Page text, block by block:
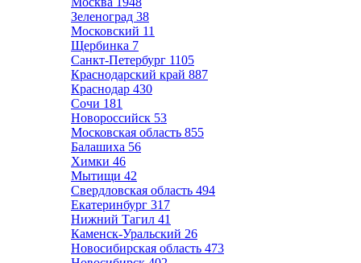
Зеленоград 38
Московский 11
Щербинка 7
Санкт-Петербург 1105
Краснодарский край 887
Краснодар 430
Сочи 181
Новороссийск 53
Московская область 855
Балашиха 56
Химки 46
Мытищи 42
Свердловская область 494
Екатеринбург 317
Нижний Тагил 41
Каменск-Уральский 26
Новосибирская область 473